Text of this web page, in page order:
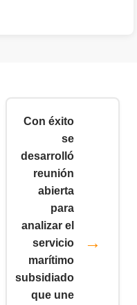
Con éxito
se
desarrolló
reunión
abierta
para
analizar el
servicio
marítimo
subsidiado
que une